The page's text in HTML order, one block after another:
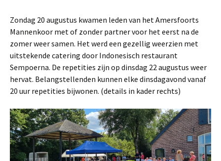
Zondag 20 augustus kwamen leden van het Amersfoorts
Mannenkoor met of zonder partner voor het eerst na de
zomer weer samen. Het werd een gezellig weerzien met
uitstekende catering door Indonesisch restaurant
Sempoerna. De repetities zijn op dinsdag 22 augustus weer
hervat. Belangstellenden kunnen elke dinsdagavond vanaf
20 uur repetities bijwonen. (details in kader rechts)